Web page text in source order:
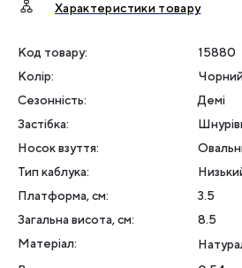
Характеристики товару
Код товару:
15880
Колір:
Сезонність:
Демі
Застібка:
Носок взуття:
Тип каблука:
Платформа, см:
3.5
Загальна висота, см:
8.5
Матеріал: